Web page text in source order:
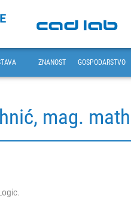
ZNANOST GOSPODARSTVO
mag.